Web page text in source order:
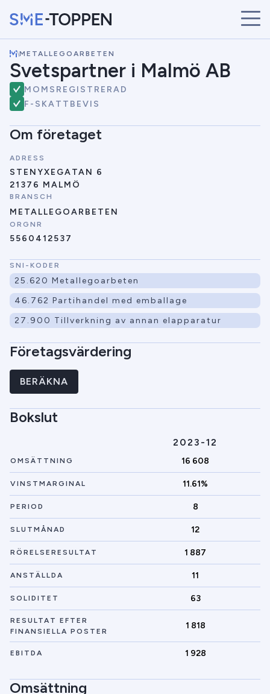
START
ÅRETS VINNARE
BRANSCHER
SÖK
NYHETER
\METALLEGOARBETEN
Svetspartner i Malmö AB
MOMSREGISTRERAD
F-SKATTBEVIS
Om företaget
ADRESS
STENYXEGATAN 6
21376 MALMÖ
BRANSCH
METALLEGOARBETEN
ORGNR
5560412537
SNI-KODER
25.620 Metallegoarbeten
46.762 Partihandel med emballage
27.900 Tillverkning av annan elapparatur
Företagsvärdering
BERÄKNA
Bokslut
2023-12
OMSÄTTNING 16 608
VINSTMARGINAL 11.61%
PERIOD 8
SLUTMÅNAD 12
RÖRELSERESULTAT 1 887
ANSTÄLLDA 11
SOLIDITET 63
RESULTAT EFTER
FINANSIELLA POSTER
1 818
EBITDA 1 928
Omsättning